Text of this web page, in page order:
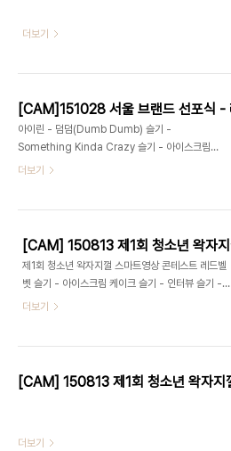
더보기
아이린 - 덤덤(Dumb Dumb) 슬기 -
Something Kinda Crazy 슬기 - 아이스크림케
익(Ice Cream Cake) 멘트
더보기
제1회 청소년 왁자지껄 스마트영상 콘테스트 레드벨
벳 슬기 - 아이스크림 케이크 슬기 - 인터뷰 슬기 -
Somethin Kinda Crazy 슬기 - 행복
더보기
더보기